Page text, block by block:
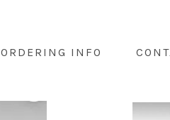
ORDERING INFO